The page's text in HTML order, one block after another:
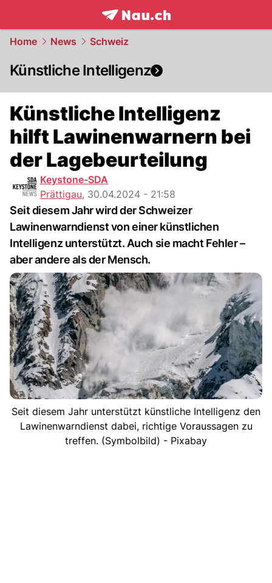
frontpage.NAU.ch
Home News Schweiz
Künstliche Intelligenz
Künstliche Intelligenz
hilft Lawinenwarnern bei
der Lagebeurteilung
Keystone-SDA
Prättigau, 30.04.2024 - 21:58
Seit diesem Jahr wird der Schweizer
Lawinenwarndienst von einer künstlichen
Intelligenz unterstützt. Auch sie macht Fehler –
aber andere als der Mensch.
Seit diesem Jahr unterstützt künstliche Intelligenz den
Lawinenwarndienst dabei, richtige Voraussagen zu
treffen. (Symbolbild) - Pixabay